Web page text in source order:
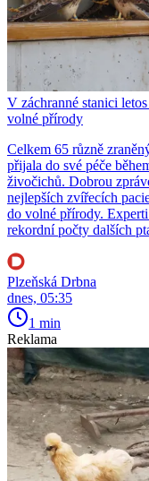
V záchranné stanici
volné přírody
Celkem 65 různě
přijala do své péče
živočichů. Dobrou
nejlepších zvířecích
do volné přírody.
rekordní počty dalších
Plzeňská Drbna
dnes, 05:35
1 min
Reklama